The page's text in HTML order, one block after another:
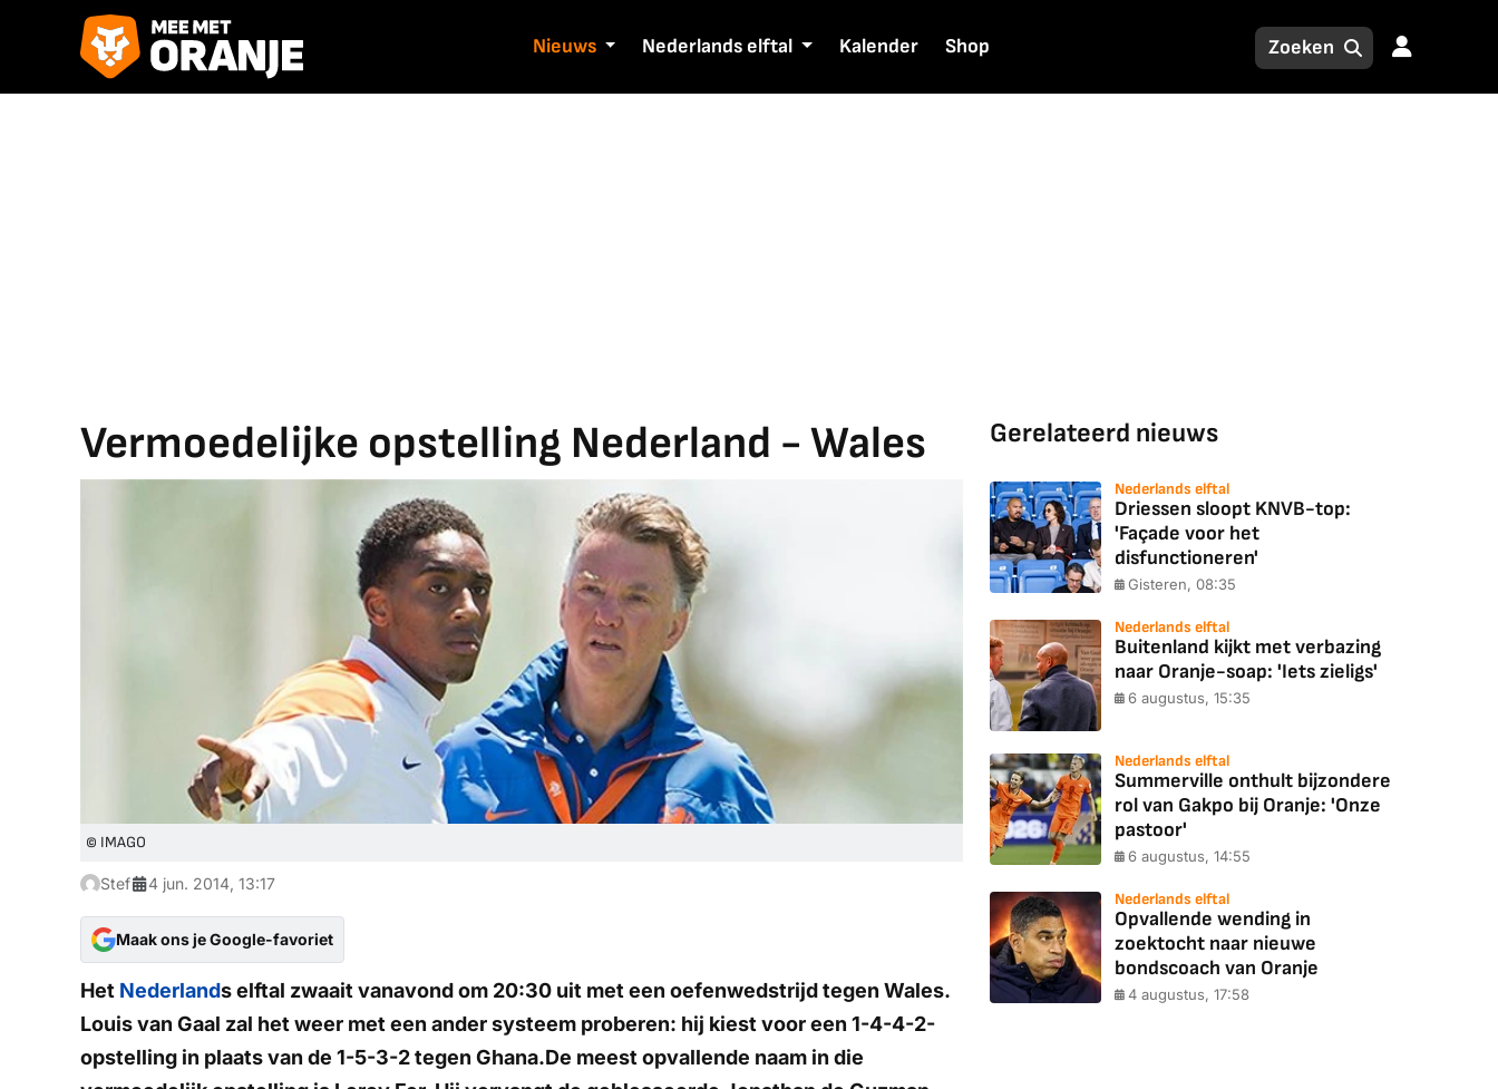
Nieuws Nederlands elftal Kalender Shop
Vermoedelijke opstelling Nederland - Wales
© IMAGO
Stef 4 jun. 2014, 13:17
Maak ons je Google-favoriet
Het Nederlands elftal zwaait vanavond om 20:30 uit met een oefenwedstrijd tegen Wales.
Louis van Gaal zal het weer met een ander systeem proberen: hij kiest voor een 1-4-4-2-
opstelling in plaats van de 1-5-3-2 tegen Ghana.De meest opvallende naam in die
Gerelateerd nieuws
Nederlands elftal
Driessen sloopt KNVB-top:
'Façade voor het
disfunctioneren'
Gisteren, 08:35
Nederlands elftal
Buitenland kijkt met verbazing
naar Oranje-soap: 'Iets zieligs'
6 augustus, 15:35
Nederlands elftal
Summerville onthult bijzondere
rol van Gakpo bij Oranje: 'Onze
pastoor'
6 augustus, 14:55
Nederlands elftal
Opvallende wending in
zoektocht naar nieuwe
bondscoach van Oranje
4 augustus, 17:58